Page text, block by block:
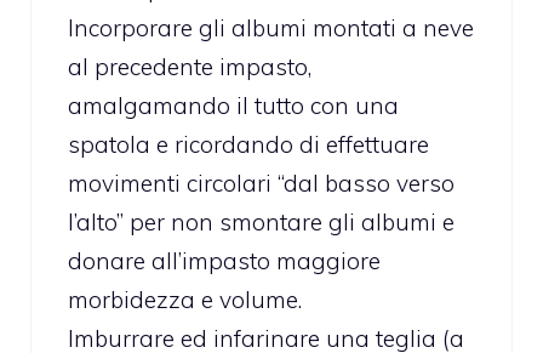
Incorporare gli albumi montati a neve
al precedente impasto,
amalgamando il tutto con una
spatola e ricordando di effettuare
movimenti circolari “dal basso verso
l’alto” per non smontare gli albumi e
donare all’impasto maggiore
morbidezza e volume.
Imburrare ed infarinare una teglia (a